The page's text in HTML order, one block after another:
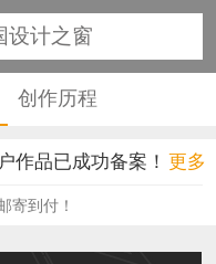
设计之窗
创作历程
作品已成功备案！
作品已成功备案！
作品已成功备案！
更多
寄到付！